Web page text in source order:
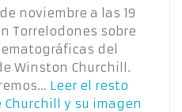
noviembre a las 19
Torrelodones sobre
del
Winston Churchill.
Leer el resto
Churchill y su imagen